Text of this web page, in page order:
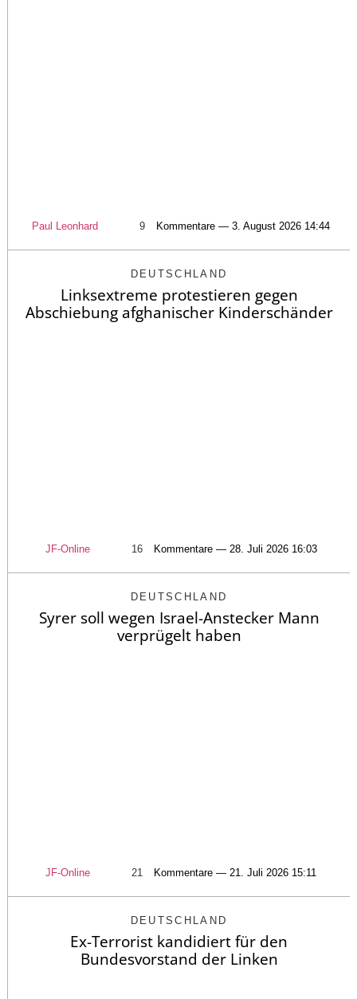
Paul Leonhard 9 Kommentare — 3. August 2026 14:44
DEUTSCHLAND
Linksextreme protestieren gegen
Abschiebung afghanischer Kinderschänder
JF-Online 16 Kommentare — 28. Juli 2026 16:03
DEUTSCHLAND
Syrer soll wegen Israel-Anstecker Mann
verprügelt haben
JF-Online 21 Kommentare — 21. Juli 2026 15:11
DEUTSCHLAND
Ex-Terrorist kandidiert für den
Bundesvorstand der Linken